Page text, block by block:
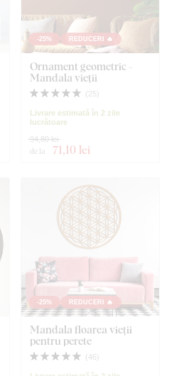
-25% REDUCERI 🔥
Ornament geometric -
Mandala vieții
( 25)
Livrare estimată în 2 zile
lucrătoare
de la 71,10 lei
94,80 lei
-25% REDUCERI 🔥
Mandala floarea vieții
pentru perete
( 46 )